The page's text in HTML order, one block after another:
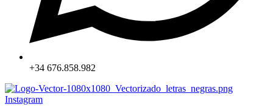
+34 676.858.982
Instagram